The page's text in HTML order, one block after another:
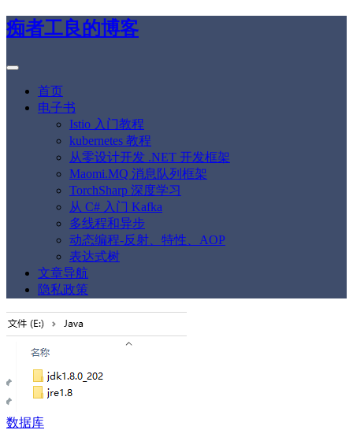
痴者工良的博客
首页
电子书
Istio 入门教程
kubernetes 教程
从零设计开发 .NET 开发框架
Maomi.MQ 消息队列框架
TorchSharp 深度学习
从 C# 入门 Kafka
多线程和异步
动态编程-反射、特性、AOP
表达式树
文章导航
隐私政策
数据库